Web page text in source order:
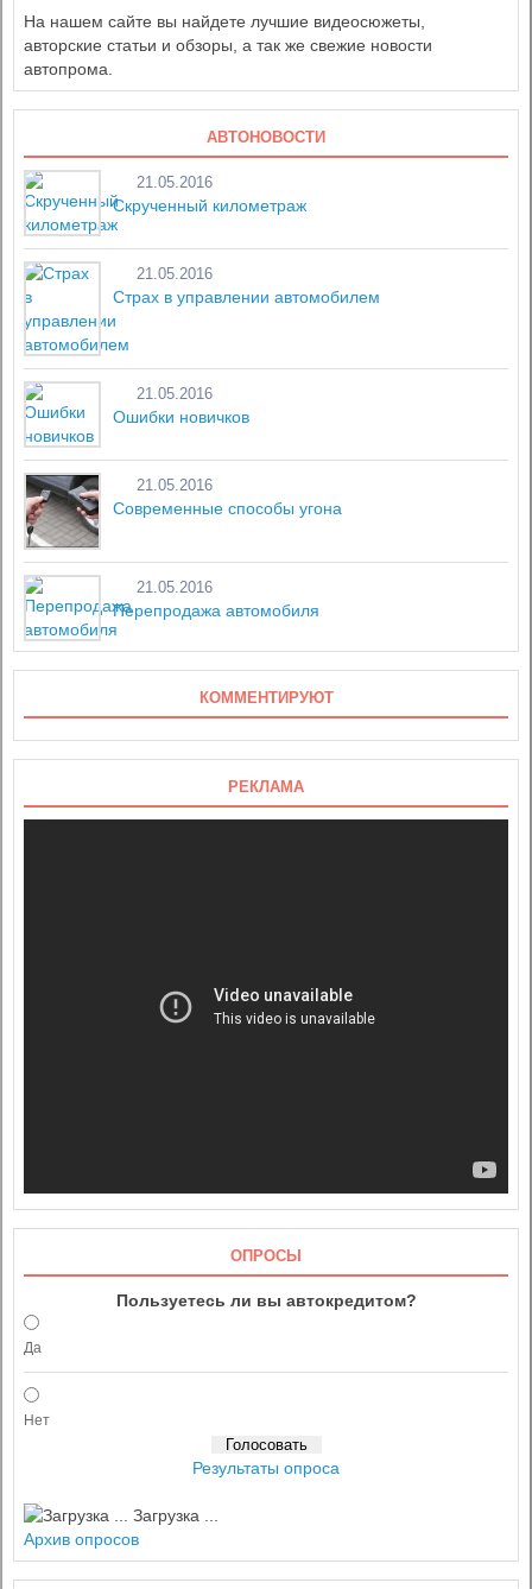
На нашем сайте вы найдете лучшие видеосюжеты,
авторские статьи и обзоры, а так же свежие новости
автопрома.
АВТОНОВОСТИ
21.05.2016
Скрученный километраж
21.05.2016
Страх в управлении автомобилем
21.05.2016
Ошибки новичков
21.05.2016
Современные способы угона
21.05.2016
Перепродажа автомобиля
КОММЕНТИРУЮТ
РЕКЛАМА
ОПРОСЫ
Пользуетесь ли вы автокредитом?
Да
Нет
Результаты опроса
Загрузка ...
Архив опросов